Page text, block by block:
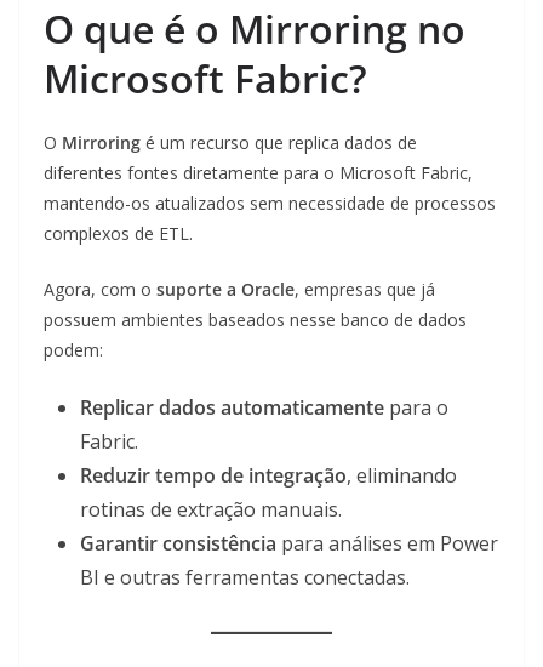
O que é o Mirroring no
Microsoft Fabric?
O Mirroring é um recurso que replica dados de
diferentes fontes diretamente para o Microsoft Fabric,
mantendo-os atualizados sem necessidade de processos
complexos de ETL.
Agora, com o suporte a Oracle, empresas que já
possuem ambientes baseados nesse banco de dados
podem:
Replicar dados automaticamente para o
Fabric.
Reduzir tempo de integração, eliminando
rotinas de extração manuais.
Garantir consistência para análises em Power
BI e outras ferramentas conectadas.